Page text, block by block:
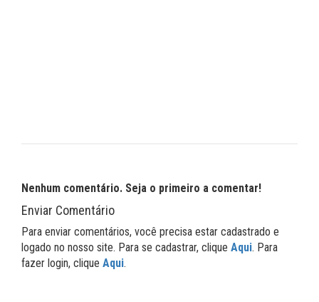
Nenhum comentário. Seja o primeiro a comentar!
Enviar Comentário
Para enviar comentários, você precisa estar cadastrado e
logado no nosso site. Para se cadastrar, clique Aqui. Para
fazer login, clique Aqui.